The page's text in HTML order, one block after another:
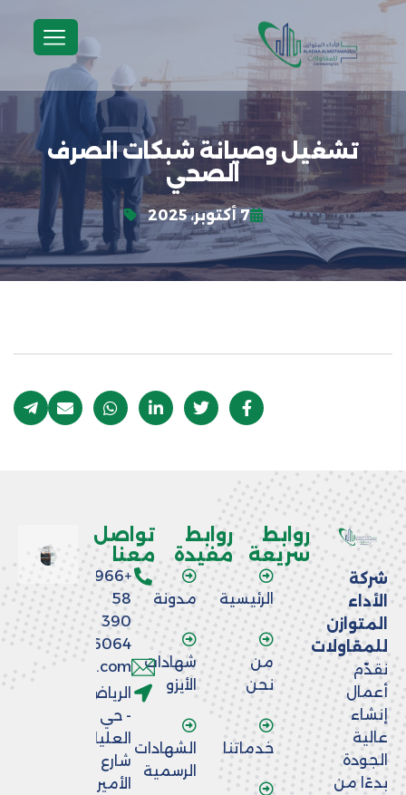
تشغيل وصيانة شبكات الصرف
الصحي
7 أكتوبر، 2025
شركة
الأداء
المتوازن
للمقاولات
نقدّم
أعمال
إنشاء
عالية
الجودة
بدءًا من
روابط
سريعة
الرئيسية
من
نحن
خدماتنا
روابط
مفيدة
مدونة
شهادات
الأيزو
الشهادات
الرسمية
تواصل
معنا
+966
58
390
6064
الرياض
- حي
العليا -
شارع
الأمير